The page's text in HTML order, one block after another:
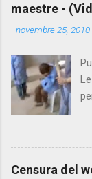
n
t
maestre -
-novembre 25, 2010
Censura del